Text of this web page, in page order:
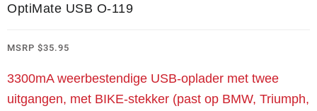
OptiMate USB O-119
MSRP $35.95
3300mA weerbestendige USB-oplader met twee
uitgangen, met BIKE-stekker (past op BMW, Triumph,